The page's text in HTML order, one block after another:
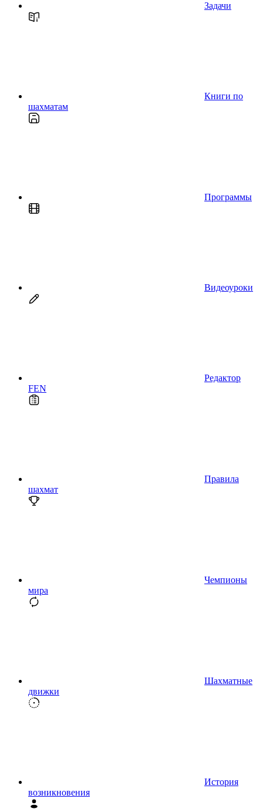
Задачи
Книги по
шахматам
Программы
Видеоуроки
Редактор
FEN
Правила
шахмат
Чемпионы
мира
Шахматные
движки
История
возникновения